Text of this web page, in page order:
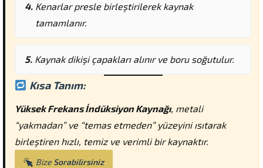
Kenarlar presle birleştirilerek kaynak
tamamlanır.
Kaynak dikişi çapakları alınır ve boru soğutulur.
Kısa Tanım:
Yüksek Frekans İndüksiyon Kaynağı, metali
“yakmadan” ve “temas etmeden” yüzeyini ısıtarak
birleştiren hızlı, temiz ve verimli bir kaynaktır.
Bize Sorabilirsiniz